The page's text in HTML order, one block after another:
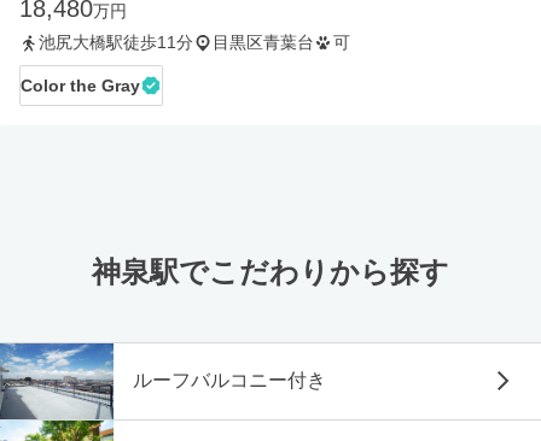
18,480万円
池尻大橋駅徒歩11分
目黒区青葉台 可
Color the Gray
神泉駅でこだわりから探す
ルーフバルコニー付き